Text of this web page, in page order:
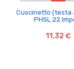
Cuscinetto (testa
PHSL 22
11,32 €